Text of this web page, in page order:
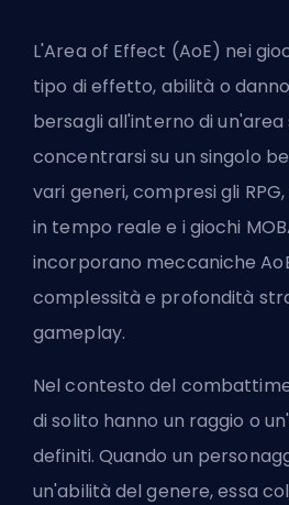
L'Area of Effect (AoE) nei
tipo di effetto, abilità o
bersagli all'interno di
concentrarsi su un singolo
vari generi, compresi gli
in tempo reale e i giochi
incorporano meccaniche
complessità e profondità
gameplay.
Nel contesto del
di solito hanno un raggio o
definiti. Quando un
un'abilità del genere, essa